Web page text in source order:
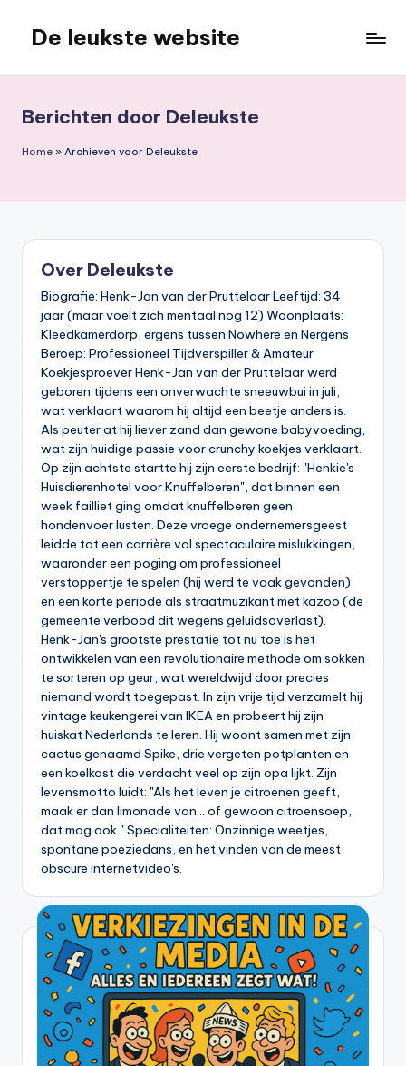
de
De leukste website
Berichten door Deleukste
Home » Archieven voor Deleukste
Over Deleukste
Biografie: Henk-Jan van der Pruttelaar Leeftijd: 34
jaar (maar voelt zich mentaal nog 12) Woonplaats:
Kleedkamerdorp, ergens tussen Nowhere en Nergens
Beroep: Professioneel Tijdverspiller & Amateur
Koekjesproever Henk-Jan van der Pruttelaar werd
geboren tijdens een onverwachte sneeuwbui in juli,
wat verklaart waarom hij altijd een beetje anders is.
Als peuter at hij liever zand dan gewone babyvoeding,
wat zijn huidige passie voor crunchy koekjes verklaart.
Op zijn achtste startte hij zijn eerste bedrijf: "Henkie's
Huisdierenhotel voor Knuffelberen", dat binnen een
week failliet ging omdat knuffelberen geen
hondenvoer lusten. Deze vroege ondernemersgeest
leidde tot een carrière vol spectaculaire mislukkingen,
waaronder een poging om professioneel
verstoppertje te spelen (hij werd te vaak gevonden)
en een korte periode als straatmuzikant met kazoo (de
gemeente verbood dit wegens geluidsoverlast).
Henk-Jan's grootste prestatie tot nu toe is het
ontwikkelen van een revolutionaire methode om sokken
te sorteren op geur, wat wereldwijd door precies
niemand wordt toegepast. In zijn vrije tijd verzamelt hij
vintage keukengerei van IKEA en probeert hij zijn
huiskat Nederlands te leren. Hij woont samen met zijn
cactus genaamd Spike, drie vergeten potplanten en
een koelkast die verdacht veel op zijn opa lijkt. Zijn
levensmotto luidt: "Als het leven je citroenen geeft,
maak er dan limonade van... of gewoon citroensoep,
dat mag ook." Specialiteiten: Onzinnige weetjes,
spontane poeziedans, en het vinden van de meest
obscure internetvideo's.